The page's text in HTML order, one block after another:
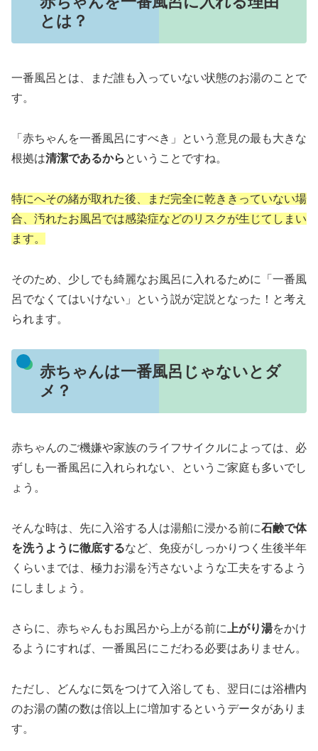
とは？
一番風呂とは、まだ誰も入っていない状態のお湯のことで
す。
「赤ちゃんを一番風呂にすべき」という意見の最も大きな
根拠は清潔であるから ということですね。
特にへその緒が取れた後、まだ完全に乾ききっていない場
合、汚れたお風呂では感染症などのリスクが生じてしまい
ます。
そのため、少しでも綺麗なお風呂に入れるために「一番風
呂でなくてはいけない」という説が定説となった！と考え
られます。
赤ちゃんは一番風呂じゃないとダ
メ？
赤ちゃんのご機嫌や家族のライフサイクルによっては、必
ずしも一番風呂に入れられない、というご家庭も多いでし
ょう。
そんな時は、先に入浴する人は湯船に浸かる前に石鹸で体
を洗うように徹底するなど、免疫がしっかりつく生後半年
くらいまでは、極力お湯を汚さないような工夫をするよう
にしましょう。
さらに、赤ちゃんもお風呂から上がる前に 上がり湯をかけ
るようにすれば、一番風呂にこだわる必要はありません。
ただし、どんなに気をつけて入浴しても、翌日には浴槽内
のお湯の菌の数は倍以上に増加するというデータがありま
す。